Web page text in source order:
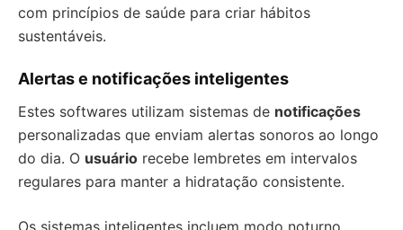
com princípios de saúde para criar hábitos
sustentáveis.
Alertas e notificações inteligentes
Estes softwares utilizam sistemas de notificações
personalizadas que enviam alertas sonoros ao longo
do dia. O usuário recebe lembretes em intervalos
regulares para manter a hidratação consistente.
Os sistemas inteligentes incluem modo noturno